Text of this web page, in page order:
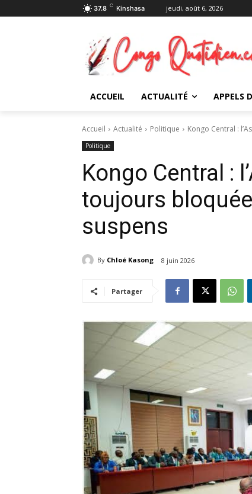
37.8 C Kinshasa jeudi, août 6, 2026
ACCUEIL ACTUALITÉ APPELS
Accueil Actualité Politique Kongo Central :
Politique
Kongo Central :
toujours
suspens
By Chloé Kasong 8 juin 2026
Partager